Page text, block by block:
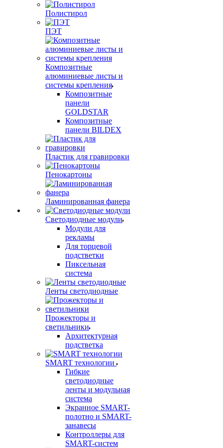
Полистирол
ПЭТ
Композитные
алюминиевые листы и
системы крепления
Композитные
панели
GOLDSTAR
Композитные
панели BILDEX
Пластик для гравировки
Пенокартоны
Ламинированная фанера
Светодиодные модули
Модули для
рекламы
Для торцевой
подстветки
Пиксельная
система
Ленты светодиодные
Прожекторы и
светильники
Архитектурная
подстветка
SMART технологии
Гибкие
светодиодные
ленты и модульная
система
Экранное SMART-
полотно и SMART-
занавесы
Контроллеры для
SMART-систем